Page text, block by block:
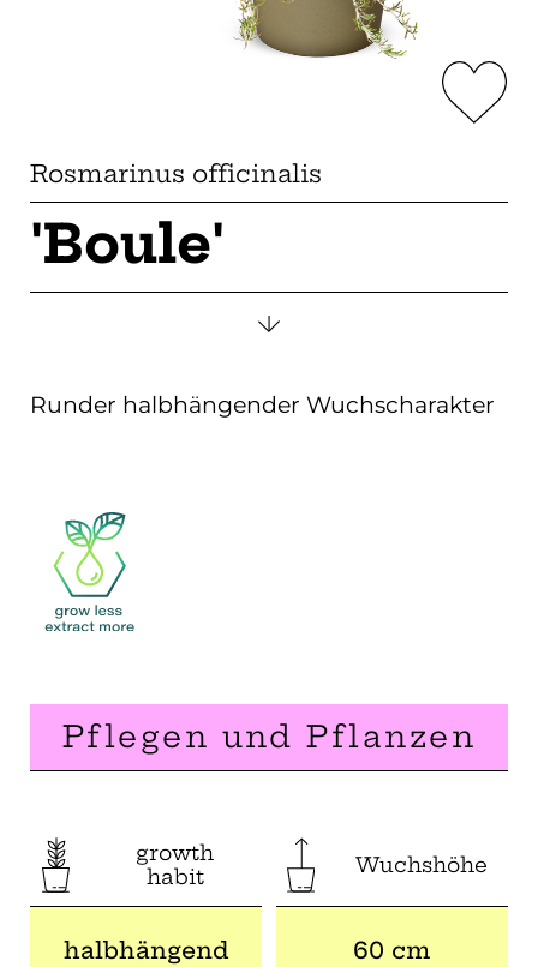
Rosmarinus officinalis
'Boule'
Runder halbhängender Wuchscharakter
Pflegen und Pflanzen
growth
habit
halbhängend
Wuchshöhe
60 cm